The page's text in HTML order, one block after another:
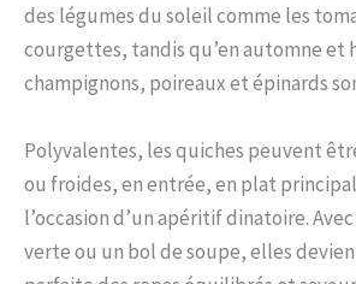
des légumes du soleil comme les
courgettes, tandis qu’en automne et
champignons, poireaux et épinards
Polyvalentes, les quiches peuvent
ou froides, en entrée, en plat
l’occasion d’un apéritif dinatoire.
verte ou un bol de soupe, elles